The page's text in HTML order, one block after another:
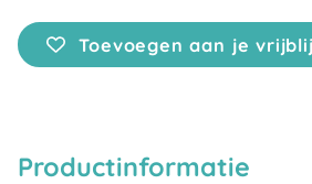
Toevoegen aan je
Productinformatie